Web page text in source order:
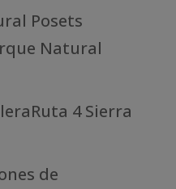
Posets
Natural
4 Sierra
de